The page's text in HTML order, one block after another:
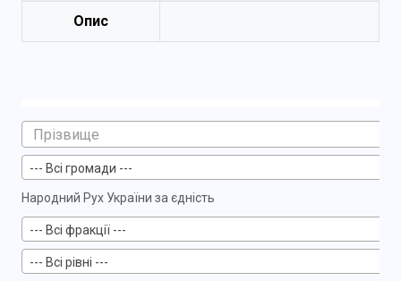
Опис
--- Всі громади ---
Народний Рух України за єдність
--- Всі фракції ---
--- Всі рівні ---